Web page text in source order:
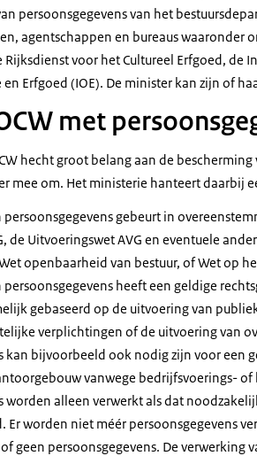
persoonsgegevens van het
agentschappen en bureaus waaronder
voor het Cultureel Erfgoed, de
Erfgoed (IOE). De minister kan zijn of
met
hecht groot belang aan de
mee om. Het ministerie hanteert daarbij
persoonsgegevens gebeurt in
de Uitvoeringswet AVG en eventuele
openbaarheid van bestuur, of Wet op
persoonsgegevens heeft een geldige
gebaseerd op de uitvoering van
verplichtingen of de uitvoering van
kan bijvoorbeeld ook nodig zijn voor een
vanwege bedrijfsvoerings- of
worden alleen verwerkt als dat
Er worden niet méér persoonsgegevens
geen persoonsgegevens. De verwerking